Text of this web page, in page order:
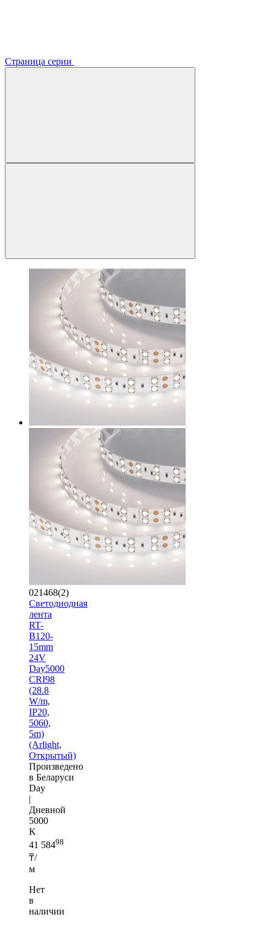
Страница серии
021468(2)
Светодиодная
лента
RT-
B120-
15mm
24V
Day5000
CRI98
(28.8
W/m,
IP20,
5060,
5m)
(Arlight,
Открытый)
Произведено
в Беларуси
Day
|
Дневной
5000
K
41 58498
₸/
м
Нет
в
наличии